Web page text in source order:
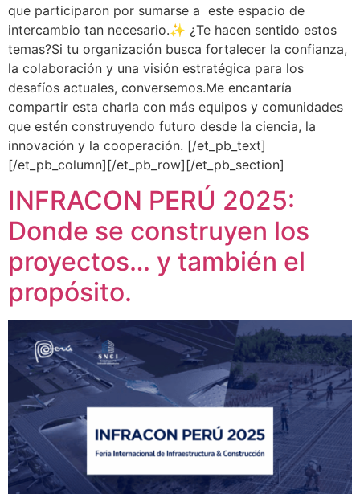
que participaron por sumarse a este espacio de
intercambio tan necesario.✨ ¿Te hacen sentido estos
temas?Si tu organización busca fortalecer la confianza,
la colaboración y una visión estratégica para los
desafíos actuales, conversemos.Me encantaría
compartir esta charla con más equipos y comunidades
que estén construyendo futuro desde la ciencia, la
innovación y la cooperación. [/et_pb_text]
[/et_pb_column][/et_pb_row][/et_pb_section]
INFRACON PERÚ 2025:
Donde se construyen los
proyectos… y también el
propósito.